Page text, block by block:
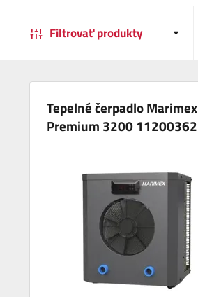
Filtrovať produkty
Tepelné čerpadlo Marimex
Premium 3200 11200362